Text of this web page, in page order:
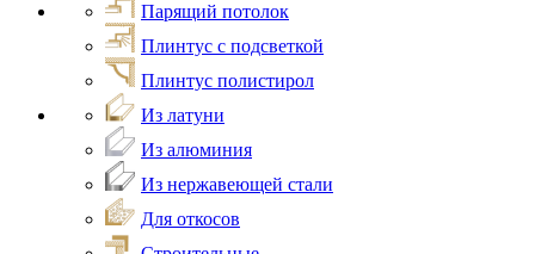
Парящий потолок
Плинтус с подсветкой
Плинтус полистирол
Из латуни
Из алюминия
Из нержавеющей стали
Для откосов